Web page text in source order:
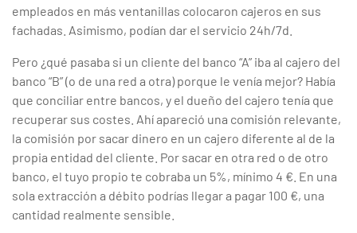
empleados en más ventanillas colocaron cajeros en sus
fachadas. Asimismo, podían dar el servicio 24h/7d.
Pero ¿qué pasaba si un cliente del banco “A” iba al cajero del
banco “B” (o de una red a otra) porque le venía mejor? Había
que conciliar entre bancos, y el dueño del cajero tenía que
recuperar sus costes. Ahí apareció una comisión relevante,
la comisión por sacar dinero en un cajero diferente al de la
propia entidad del cliente. Por sacar en otra red o de otro
banco, el tuyo propio te cobraba un 5%, mínimo 4 €. En una
sola extracción a débito podrías llegar a pagar 100 €, una
cantidad realmente sensible.